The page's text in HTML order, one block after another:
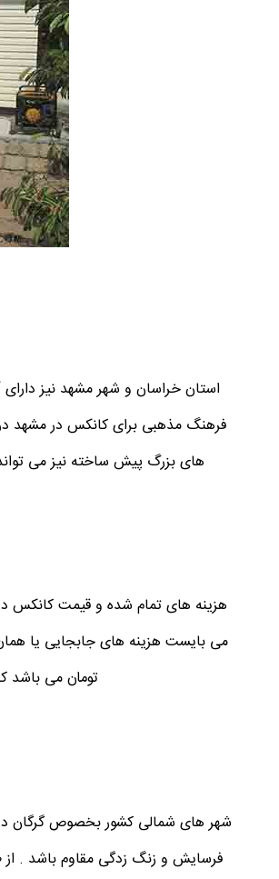
استان خراسان و شهر مشهد نیز
فرهنگ مذهبی برای کانکس در مشهد
های بزرگ پیش ساخته نیز می
هزینه های تمام شده و قیمت کانکس
تومان می باشد
شهر های شمالی کشور بخصوص گرگان در
فرسایش و زنگ زدگی مقاوم باشد . از